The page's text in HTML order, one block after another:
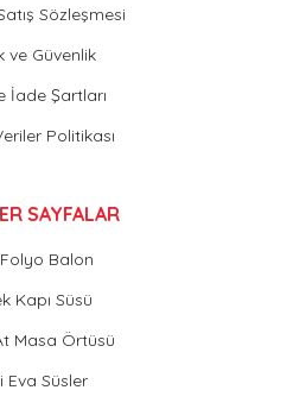
Sözleşmesi
ve Güvenlik
İade Şartları
Politikası
SAYFALAR
Balon
Kapı Süsü
Masa Örtüsü
Eva Süsler